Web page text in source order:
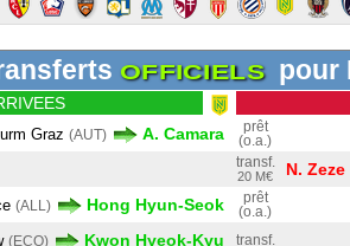
OFFICIELS pour
Graz (AUT) A. Camara
prêt
(o.a.)
transf.
20 M€ N. Zeze
(ALL) Hong Hyun-Seok
prêt
(o.a.)
(ECO) Kwon Hyeok-Kyu transf.